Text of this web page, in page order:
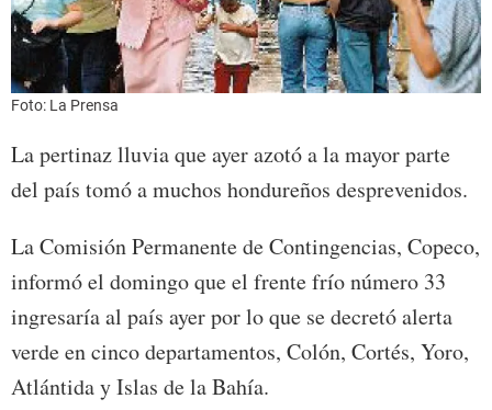
Foto: La Prensa
La pertinaz lluvia que ayer azotó a la mayor parte
del país tomó a muchos hondureños desprevenidos.
La Comisión Permanente de Contingencias, Copeco,
informó el domingo que el frente frío número 33
ingresaría al país ayer por lo que se decretó alerta
verde en cinco departamentos, Colón, Cortés, Yoro,
Atlántida y Islas de la Bahía.